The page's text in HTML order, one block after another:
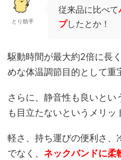
とり助手
従来品に比べて
プしたとか！
駆動時間が最大約2倍に長
めな体温調節目的として重
さらに、静音性も良いとい
も目立たないというメリッ
軽さ、持ち運びの便利さ、
でなく、 ネックバンドに柔